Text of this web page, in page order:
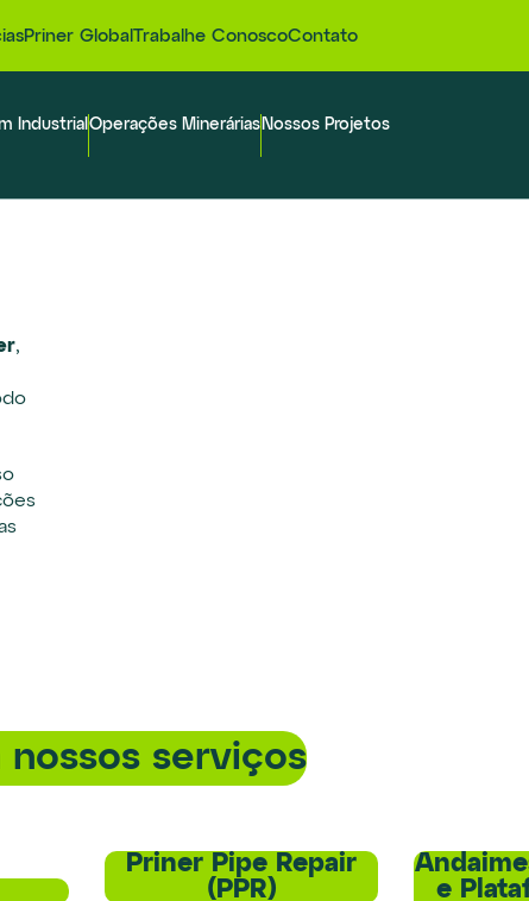
Priner GlobalTrabalhe ConoscoContato
Industrial Operações Minerárias Nossos Projetos
,
nossos serviços
Priner Pipe Repair
(PPR)
e